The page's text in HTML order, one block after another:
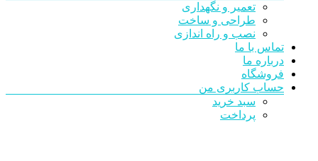
تعمیر و نگهداری
طراحی و ساخت
نصب و راه اندازی
تماس با ما
درباره ما
فروشگاه
حساب کاربری من
سبد خرید
پرداخت